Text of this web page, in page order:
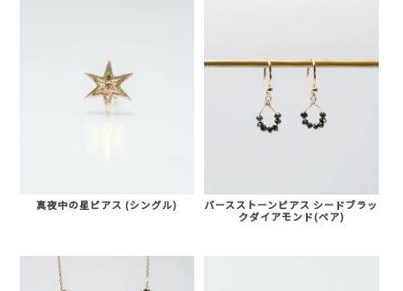
真夜中の星ピアス (シングル)
バースストーンピアス シードブラッ
クダイアモンド(ペア)